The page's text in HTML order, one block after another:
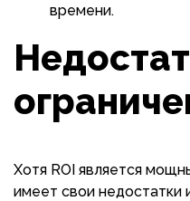
времени.
Хотя ROI является
имеет свои недостатки